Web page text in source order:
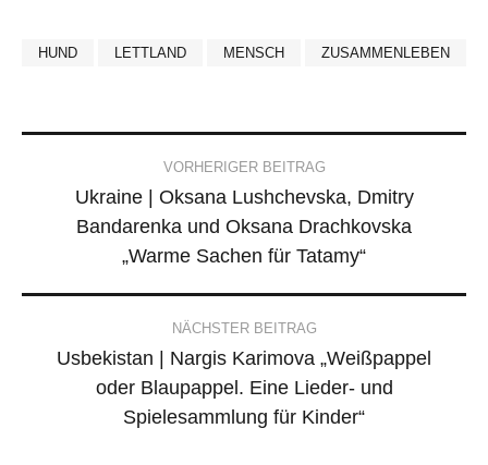
HUND LETTLAND MENSCH ZUSAMMENLEBEN
navigation
VORHERIGER BEITRAG
Ukraine | Oksana Lushchevska, Dmitry
Bandarenka und Oksana Drachkovska
„Warme Sachen für Tatamy“
NÄCHSTER BEITRAG
Usbekistan | Nargis Karimova „Weißpappel
oder Blaupappel. Eine Lieder- und
Spielesammlung für Kinder“